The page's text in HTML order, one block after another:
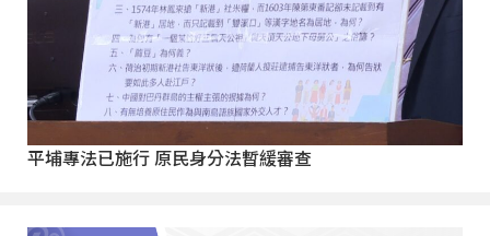
平埔專法已施行 原民身分法暫緩審查